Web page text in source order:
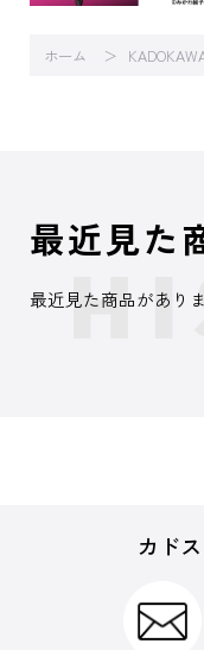
ホーム
最近見た
最近見た商品がありま
カド